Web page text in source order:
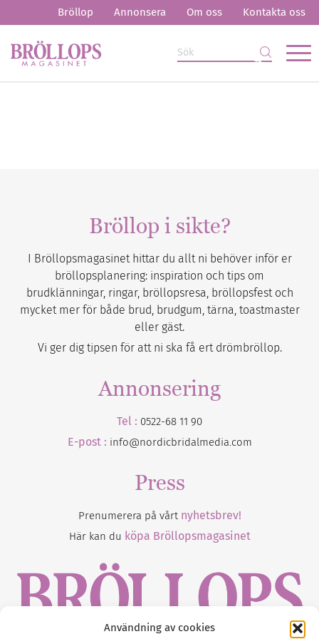
Användning av cookies
Bröllop Annonsera Om oss Kontakta oss
Bröllop i sikte?
I Bröllopsmagasinet hittar du allt ni behöver inför er
bröllopsplanering: inspiration och tips om
brudklänningar, ringar, bröllopsresa, bröllopsfest och
mycket mer för både brud, brudgum, tärna, toastmaster
eller gäst.
Vi ger dig tipsen för att ni ska få ert drömbröllop.
Annonsering
Tel : 0522-68 11 90
E-post : info@nordicbridalmedia.com
Press
Prenumerera på vårt nyhetsbrev!
Här kan du köpa Bröllopsmagasinet